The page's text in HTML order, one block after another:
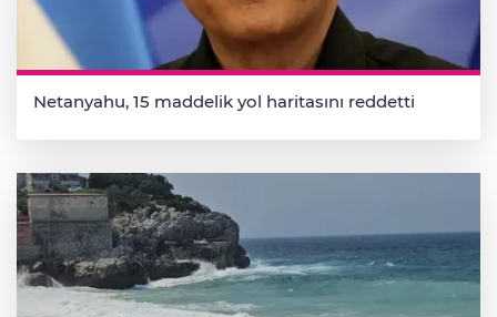
Netanyahu, 15 maddelik yol haritasını reddetti